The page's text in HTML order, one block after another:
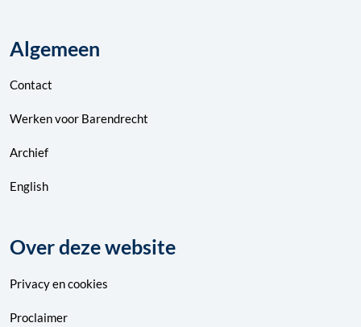
Algemeen
Contact
Werken voor Barendrecht
Archief
English
Over deze website
Privacyencookies
Proclaimer